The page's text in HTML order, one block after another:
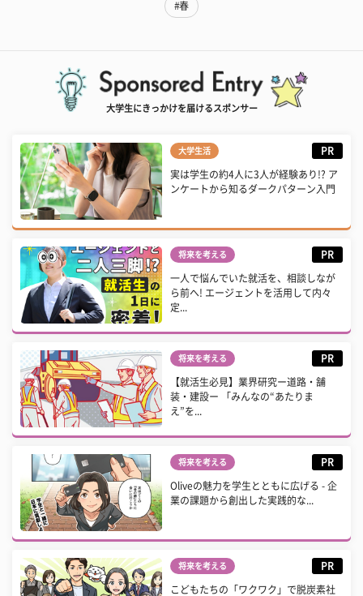
#春
大学生にきっかけを届けるスポンサー
大学生活 PR
実は学生の約4人に3人が経験あり!? ア
ンケートから知るダークパターン入門
将来を考える PR
一人で悩んでいた就活を、相談しなが
ら前へ! エージェントを活用して内々
定...
将来を考える PR
【就活生必見】業界研究ー道路・舗
装・建設ー 「みんなの“あたりま
え”を...
将来を考える PR
Oliveの魅力を学生とともに広げる - 企
業の課題から創出した実践的な...
将来を考える PR
こどもたちの「ワクワク」で脱炭素社